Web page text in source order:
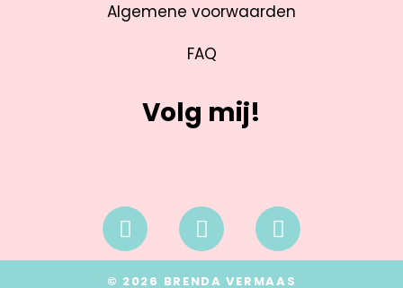
Algemene voorwaarden
FAQ
Volg mij!
© 2026 BRENDA VERMAAS